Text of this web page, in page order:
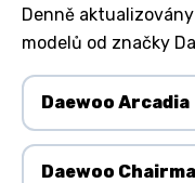
Denně
modelů od značky
Daewoo Arcadia
Daewoo